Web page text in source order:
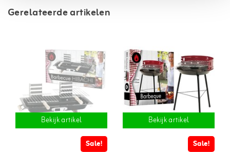
Gerelateerde artikelen
Bekijk artikel
Sale!
Bekijk artikel
Sale!